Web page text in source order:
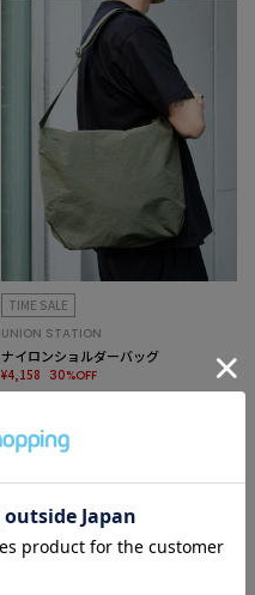
TIME SALE
UNION STATION
ナイロンショルダーバッグ
¥4,158 30%OFF